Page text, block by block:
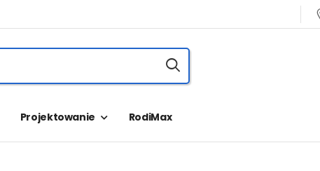
Projektowanie RodiMax